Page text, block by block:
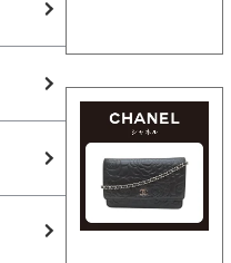
やすいア
イテムで
す。購入
[…]
ション愛
愛される
アイテム
です。伝統
的な職人
技が生み